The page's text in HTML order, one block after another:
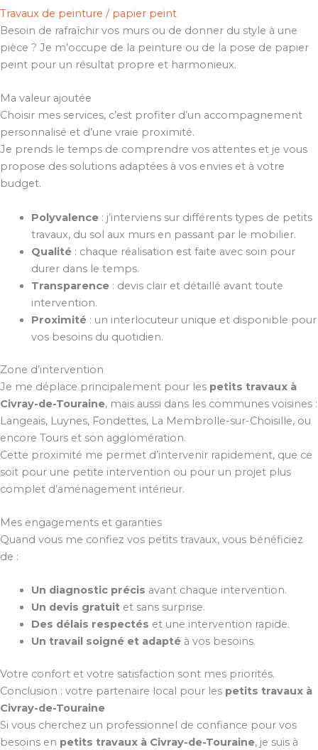
Travaux de peinture / papier peint
Besoin de rafraîchir vos murs ou de donner du style à une
pièce ? Je m’occupe de la peinture ou de la pose de papier
peint pour un résultat propre et harmonieux.
Ma valeur ajoutée
Choisir mes services, c’est profiter d’un accompagnement
personnalisé et d’une vraie proximité.
Je prends le temps de comprendre vos attentes et je vous
propose des solutions adaptées à vos envies et à votre
budget.
Polyvalence: j’interviens sur différents types de petits
travaux, du sol aux murs en passant par le mobilier.
Qualité: chaque réalisation est faite avec soin pour
durer dans le temps.
Transparence: devis clair et détaillé avant toute
intervention.
Proximité: un interlocuteur unique et disponible pour
vos besoins du quotidien.
Zone d’intervention
Je me déplace principalement pour les petits travaux à
Civray-de-Touraine, mais aussi dans les communes voisines :
Langeais, Luynes, Fondettes, La Membrolle-sur-Choisille, ou
encore Tours et son agglomération.
Cette proximité me permet d’intervenir rapidement, que ce
soit pour une petite intervention ou pour un projet plus
complet d’aménagement intérieur.
Mes engagements et garanties
Quand vous me confiez vos petits travaux, vous bénéficiez
de :
Un diagnostic précis avant chaque intervention.
Un devis gratuitet sans surprise.
Des délais respectés et une intervention rapide.
Un travail soigné et adaptéà vos besoins.
Votre confort et votre satisfaction sont mes priorités.
Conclusion : votre partenaire local pour les petits travaux à
Civray-de-Touraine
Si vous cherchez un professionnel de confiance pour vos
besoins en petits travaux à Civray-de-Touraine, je suis à